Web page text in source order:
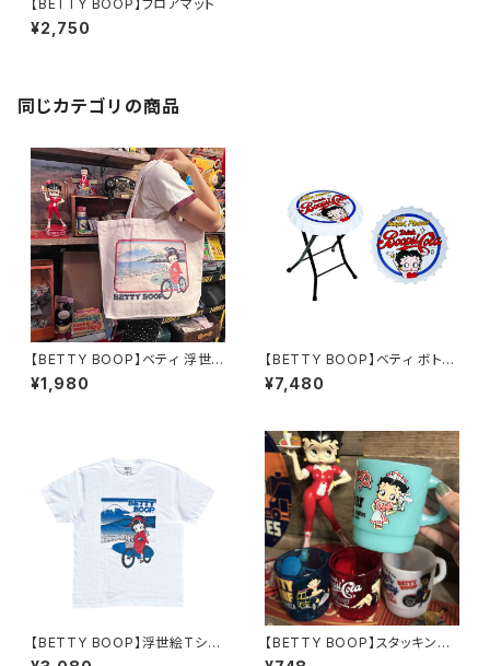
【BETTY BOOP】フロアマット
¥2,750
同じカテゴリの商品
【BETTY BOOP】ベティ 浮世
絵トートバッグ
¥1,980
【BETTY BOOP】ベティ ボトル
キャップチェア 折りたたみチェ
ア
¥7,480
【BETTY BOOP】浮世絵Tシャ
ツ
【BETTY BOOP】スタッキング
マグ